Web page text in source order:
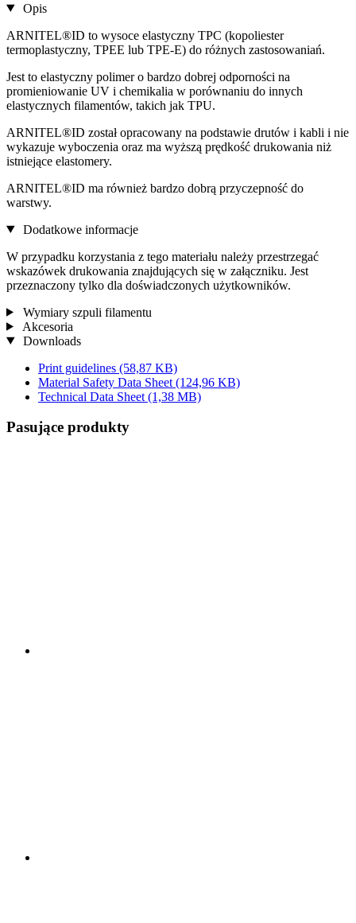
Opis
ARNITEL®ID to wysoce elastyczny TPC (kopoliester
termoplastyczny, TPEE lub TPE-E) do różnych zastosowaniań.
Jest to elastyczny polimer o bardzo dobrej odporności na
promieniowanie UV i chemikalia w porównaniu do innych
elastycznych filamentów, takich jak TPU.
ARNITEL®ID został opracowany na podstawie drutów i kabli i nie
wykazuje wyboczenia oraz ma wyższą prędkość drukowania niż
istniejące elastomery.
ARNITEL®ID ma również bardzo dobrą przyczepność do
warstwy.
Dodatkowe informacje
W przypadku korzystania z tego materiału należy przestrzegać
wskazówek drukowania znajdujących się w załączniku. Jest
przeznaczony tylko dla doświadczonych użytkowników.
Wymiary szpuli filamentu
Akcesoria
Downloads
Print guidelines (58,87 KB)
Material Safety Data Sheet (124,96 KB)
Technical Data Sheet (1,38 MB)
Pasujące produkty